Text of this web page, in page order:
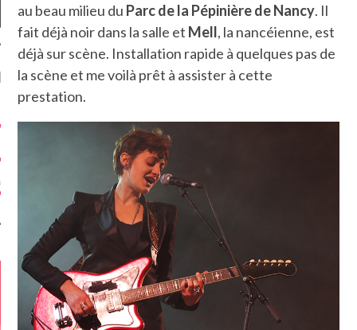
CRITIQUES
5.4
6.8
– HEL...
au beau milieu du Parc de la Pépinière de Nancy. Il
fait déjà noir dans la salle et Mell, la nancéienne, est
déjà sur scène. Installation rapide à quelques pas de
la scène et me voilà prêt à assister à cette
prestation.